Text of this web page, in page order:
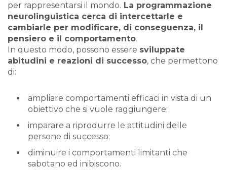
per rappresentarsi il mondo. La programmazione
neurolinguistica cerca di intercettarle e
cambiarle per modificare, di conseguenza, il
pensiero e il comportamento.
In questo modo, possono essere sviluppate
abitudini e reazioni di successo, che permettono
di:
ampliare comportamenti efficaci in vista di un
obiettivo che si vuole raggiungere;
imparare a riprodurre le attitudini delle
persone di successo;
diminuire i comportamenti limitanti che
sabotano ed inibiscono.